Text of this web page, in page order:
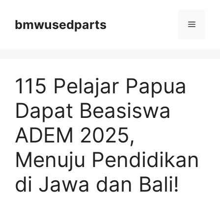
bmwusedparts Menu
115 Pelajar Papua
Dapat Beasiswa
ADEM 2025,
Menuju Pendidikan
di Jawa dan Bali!